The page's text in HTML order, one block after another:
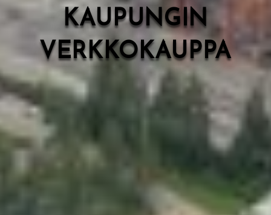
KAUPUNGIN
VERKKOKAUPPA